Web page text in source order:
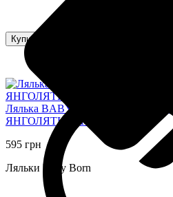
Лялька BABY BORN серії "For
ЯНГОЛЯТКО (18 cm)
595 грн
Ляльки Baby Born
Купити